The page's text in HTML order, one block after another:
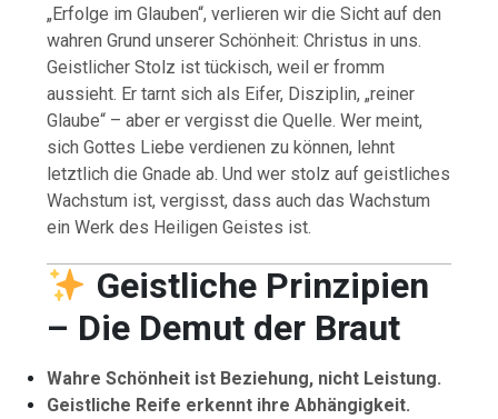
„Erfolge im Glauben“, verlieren wir die Sicht auf den
wahren Grund unserer Schönheit: Christus in uns.
Geistlicher Stolz ist tückisch, weil er fromm
aussieht. Er tarnt sich als Eifer, Disziplin, „reiner
Glaube“ – aber er vergisst die Quelle. Wer meint,
sich Gottes Liebe verdienen zu können, lehnt
letztlich die Gnade ab. Und wer stolz auf geistliches
Wachstum ist, vergisst, dass auch das Wachstum
ein Werk des Heiligen Geistes ist.
Geistliche Prinzipien
– Die Demut der Braut
Wahre Schönheit ist Beziehung, nicht Leistung.
Geistliche Reife erkennt ihre Abhängigkeit.